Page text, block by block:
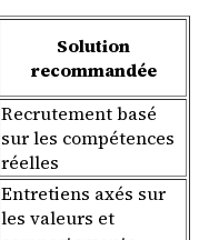
Solution
recommandée
Recrutement basé
sur les compétences
réelles
Entretiens axés sur
les valeurs et